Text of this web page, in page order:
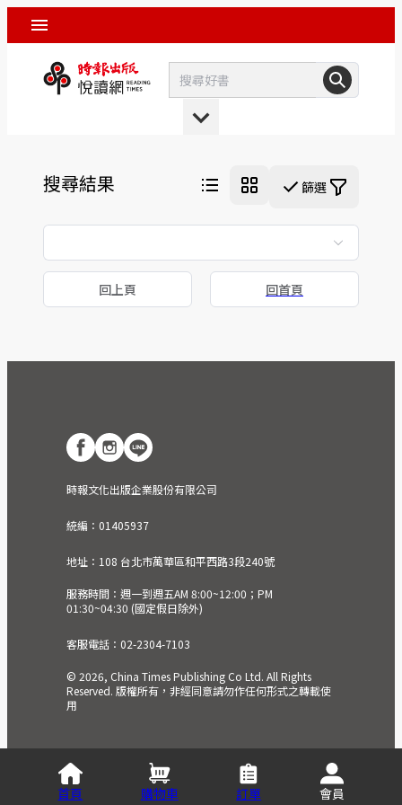
搜尋結果 篩選
回上頁 回首頁
時報文化出版企業股份有限公司
統編：01405937
地址：108 台北市萬華區和平西路3段240號
服務時間：週一到週五AM 8:00~12:00；PM
01:30~04:30 (國定假日除外)
客服電話：02-2304-7103
© 2026, China Times Publishing Co Ltd. All Rights
Reserved. 版權所有，非經同意請勿作任何形式之轉載使
用
首頁 購物車 訂單 會員